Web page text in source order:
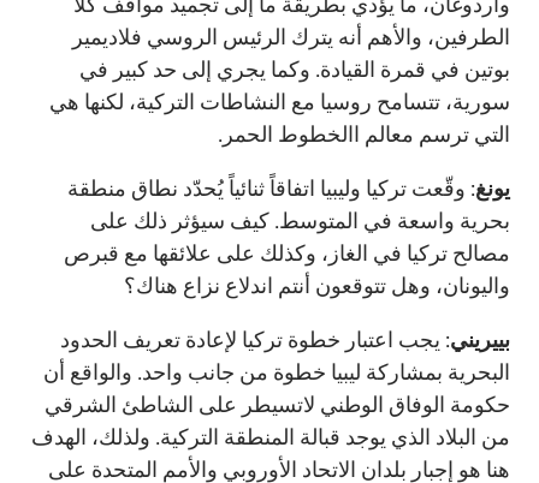
الطرفين، والأهم أنه يترك الرئيس الروسي فلاديمير
بوتين في قمرة القيادة. وكما يجري إلى حد كبير في
سورية، تتسامح روسيا مع النشاطات التركية، لكنها هي
التي ترسم معالم االخطوط الحمر.
يونغ: وقّعت تركيا وليبيا اتفاقاً ثنائياً يُحدّد نطاق منطقة
بحرية واسعة في المتوسط. كيف سيؤثر ذلك على
مصالح تركيا في الغاز، وكذلك على علائقها مع قبرص
واليونان، وهل تتوقعون أنتم اندلاع نزاع هناك؟
بييريني: يجب اعتبار خطوة تركيا لإعادة تعريف الحدود
البحرية بمشاركة ليبيا خطوة من جانب واحد. والواقع أن
حكومة الوفاق الوطني لاتسيطر على الشاطئ الشرقي
من البلاد الذي يوجد قبالة المنطقة التركية. ولذلك، الهدف
هنا هو إجبار بلدان الاتحاد الأوروبي والأمم المتحدة على